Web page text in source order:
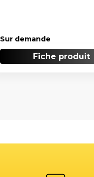
Sur demande
Fiche produit